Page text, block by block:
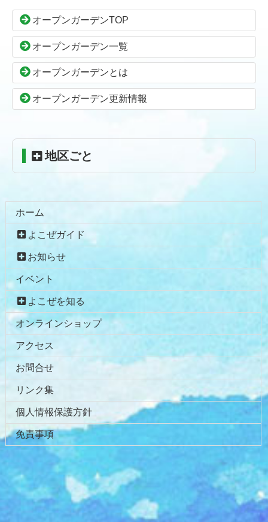
ン
本
文
先
へ
る
の
頭
へ
る
オープンガーデンTOP
オープンガーデン一覧
オープンガーデンとは
オープンガーデン更新情報
地区ごと
ホーム
よこぜガイド
お知らせ
イベント
よこぜを知る
オンラインショップ
アクセス
お問合せ
リンク集
個人情報保護方針
免責事項